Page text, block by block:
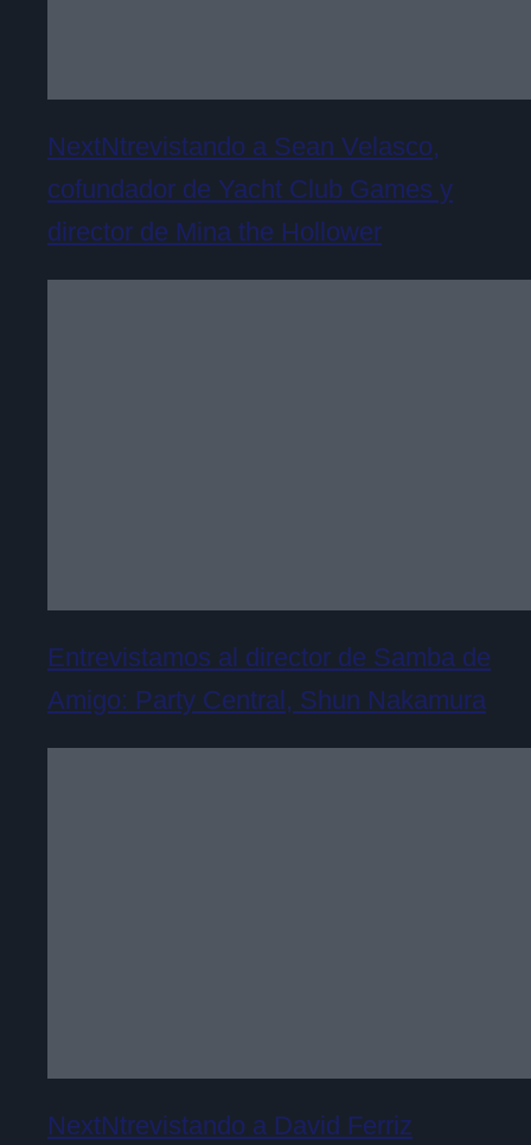
NextNtrevistando a Sean Velasco,
cofundador de Yacht Club Games y
director de Mina the Hollower
Entrevistamos al director de Samba de
Amigo: Party Central, Shun Nakamura
NextNtrevistando a David Ferriz